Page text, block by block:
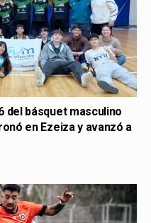
del básquet masculino
en Ezeiza y avanzó a